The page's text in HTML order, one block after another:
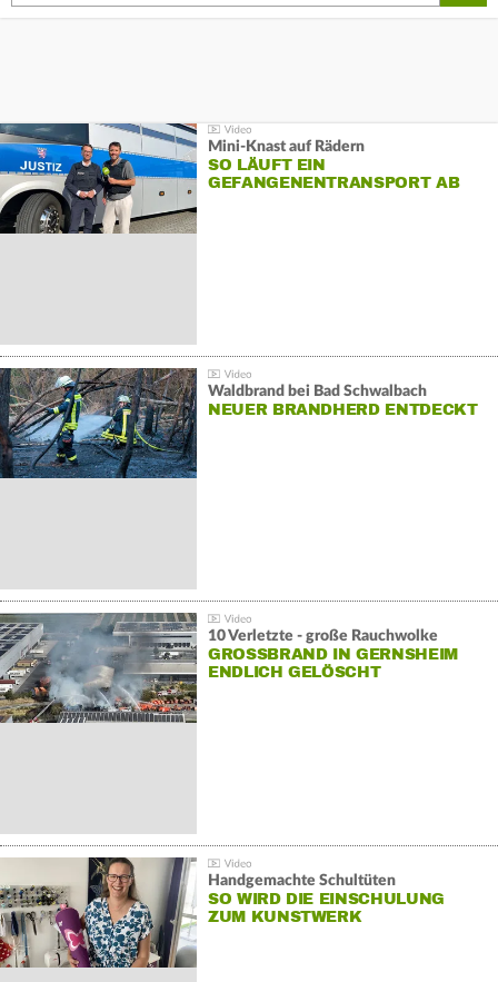
Mini-Knast auf Rädern
SO LÄUFT EIN
GEFANGENENTRANSPORT AB
Waldbrand bei Bad Schwalbach
NEUER BRANDHERD ENTDECKT
10 Verletzte - große Rauchwolke
GROSSBRAND IN GERNSHEIM E
NDLICH GELÖSCHT
Handgemachte Schultüten
SO WIRD DIE EINSCHULUNG
ZUM KUNSTWERK